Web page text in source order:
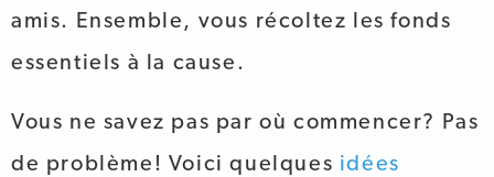
amis. Ensemble, vous récoltez les fonds
essentiels à la cause.
Vous ne savez pas par où commencer? Pas
de problème! Voici quelques idées